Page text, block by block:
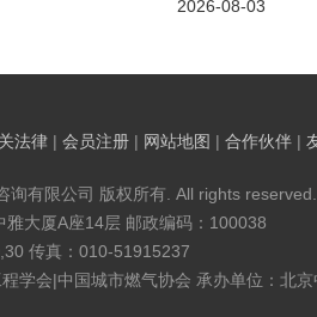
2026-08-03
法律 | 会员注册 | 网站地图 | 合作伙伴 |
有限公司 版权所有. All rights reserved.
大厦A座14层 邮政编码：100038
传真：010-51915237
学会|中国城市燃气协会 承办单位：北京